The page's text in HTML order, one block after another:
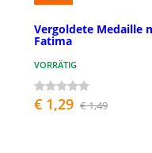
Vergoldete Medaille
Fatima
VORRÄTIG
€ 1,29 € 1,49